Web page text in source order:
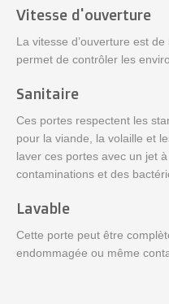
Vitesse d'ouverture
La vitesse d’ouverture est
permet de contrôler les
Sanitaire
Ces portes respectent les
pour la viande, la volaille et
laver ces portes avec un jet
contaminations et des
Lavable
Cette porte peut être
endommagée ou même